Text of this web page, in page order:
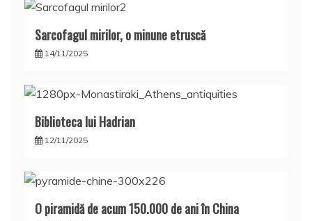
Sarcofagul mirilor, o minune etruscă
14/11/2025
Biblioteca lui Hadrian
12/11/2025
O piramidă de acum 150.000 de ani în China